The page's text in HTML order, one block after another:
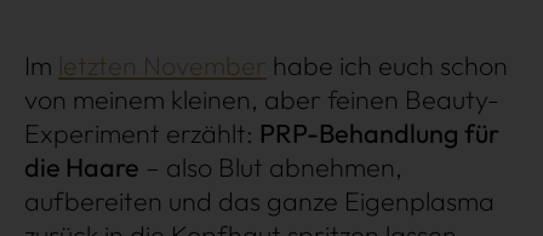
Im letzten November habe ich euch schon
von meinem kleinen, aber feinen Beauty-
Experiment erzählt: PRP-Behandlung für
die Haare – also Blut abnehmen,
aufbereiten und das ganze Eigenplasma